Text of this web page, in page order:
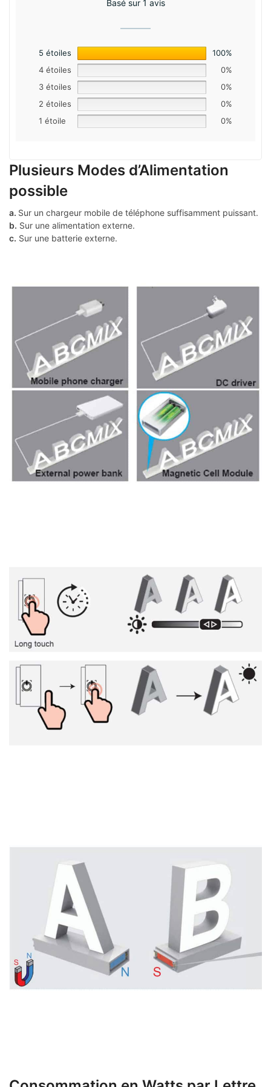
Basé sur 1 avis
5 étoiles
100%
4 étoiles
0%
3 étoiles
0%
2 étoiles
0%
1 étoile
0%
Plusieurs Modes d’Alimentation
possible
a. Sur un chargeur mobile de téléphone suffisamment puissant.
b. Sur une alimentation externe.
c. Sur une batterie externe.